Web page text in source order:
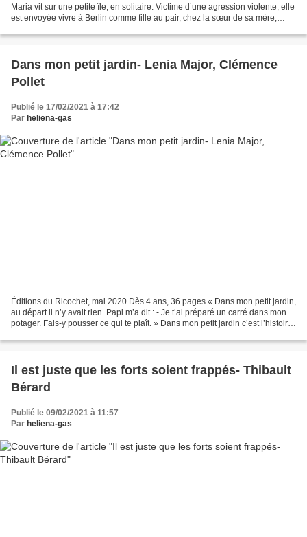
Maria vit sur une petite île, en solitaire. Victime d’une agression violente, elle
est envoyée vivre à Berlin comme fille au pair, chez la sœur de sa mère,
Dans mon petit jardin- Lenia Major, Clémence
Pollet
Publié le 17/02/2021 à 17:42
Par heliena-gas
Éditions du Ricochet, mai 2020 Dès 4 ans, 36 pages « Dans mon petit jardin,
au départ il n’y avait rien. Papi m’a dit : - Je t’ai préparé un carré dans mon
potager. Fais-y pousser ce qui te plaît. » Dans mon petit jardin c’est l’histoire
Il est juste que les forts soient frappés- Thibault
Bérard
Publié le 09/02/2021 à 11:57
Par heliena-gas